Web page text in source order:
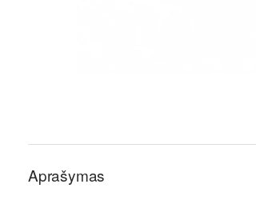
Aprašymas